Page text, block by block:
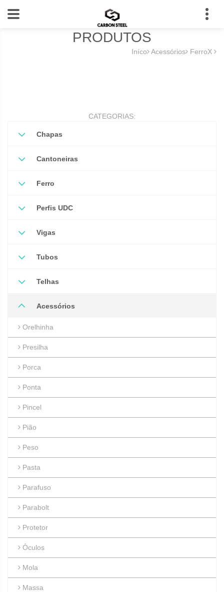
PRODUTOS
Iníco Acessórios FerroX
CATEGORIAS:
Chapas
Cantoneiras
Ferro
Perfis UDC
Vigas
Tubos
Telhas
Acessórios
Orelhinha
Presilha
Porca
Ponta
Pincel
Pião
Peso
Pasta
Parafuso
Parabolt
Protetor
Óculos
Mola
Massa